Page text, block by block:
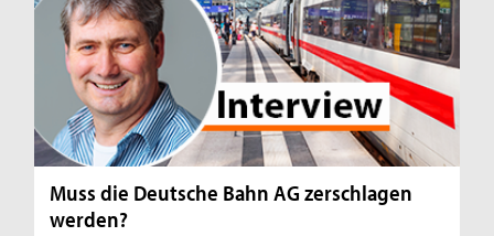
Muss die Deutsche Bahn AG zerschlagen
werden?